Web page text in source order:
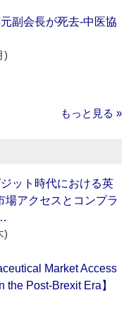
副会長が死去‐中医協
)
もっと見る »
ジット時代における英
場アクセスとコンプラ
)
Market Access
the Post-Brexit Era】